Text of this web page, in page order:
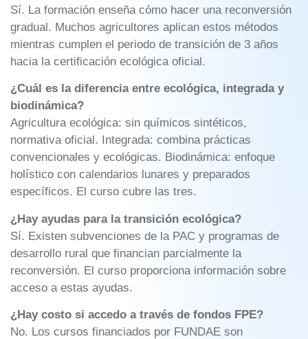
Sí. La formación enseña cómo hacer una reconversión
gradual. Muchos agricultores aplican estos métodos
mientras cumplen el periodo de transición de 3 años
hacia la certificación ecológica oficial.
¿Cuál es la diferencia entre ecológica, integrada y
biodinámica?
Agricultura ecológica: sin químicos sintéticos,
normativa oficial. Integrada: combina prácticas
convencionales y ecológicas. Biodinámica: enfoque
holístico con calendarios lunares y preparados
específicos. El curso cubre las tres.
¿Hay ayudas para la transición ecológica?
Sí. Existen subvenciones de la PAC y programas de
desarrollo rural que financian parcialmente la
reconversión. El curso proporciona información sobre
acceso a estas ayudas.
¿Hay costo si accedo a través de fondos FPE?
No. Los cursos financiados por FUNDAE son